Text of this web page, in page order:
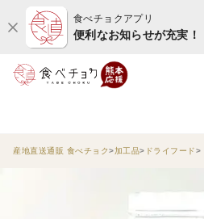
食べチョクアプリ
便利なお知らせが充実！
産地直送通販 食べチョク 加工品 ドライフード